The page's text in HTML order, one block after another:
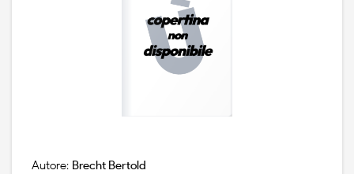
Autore: Brecht Bertold